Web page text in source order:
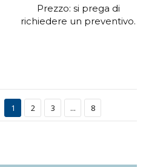
Prezzo: si prega di
richiedere un preventivo.
1 2 3 ... 8